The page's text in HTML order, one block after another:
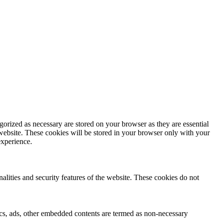
as necessary are stored on your browser as they are essential
These cookies will be stored in your browser only with your
and security features of the website. These cookies do not
other embedded contents are termed as non-necessary